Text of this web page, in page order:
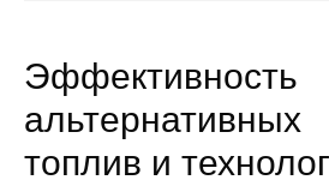
О нас
Об институте
Эффективность
альтернативных
топлив и